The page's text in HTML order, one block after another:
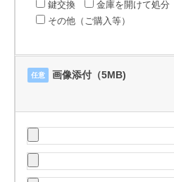
鍵交換 金庫を開けて処分
その他（ご購入等）
任意 画像添付（5MB)